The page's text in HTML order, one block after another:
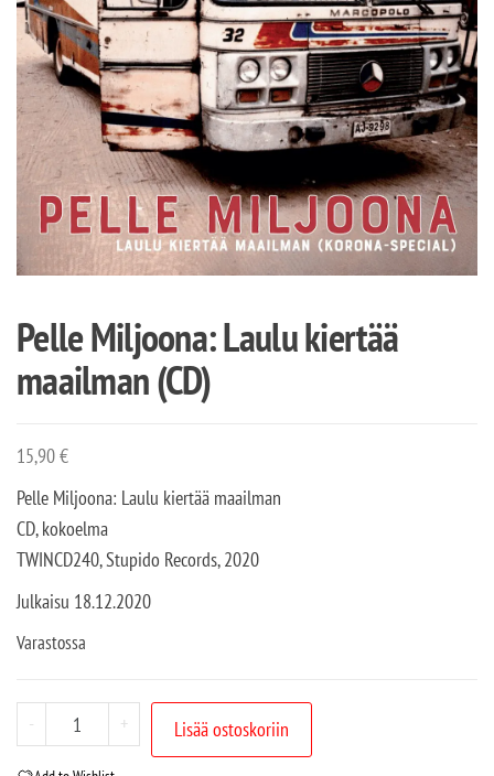
Pelle Miljoona: Laulu kiertää
maailman (CD)
15,90€
Pelle Miljoona: Laulu kiertää maailman
CD, kokoelma
TWINCD240, Stupido Records, 2020
Julkaisu 18.12.2020
Varastossa
- + Lisää ostoskoriin